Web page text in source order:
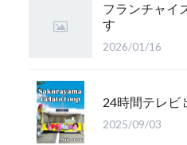
フランチャイ
す
2026/01/16
24時間テレビ
2025/09/03